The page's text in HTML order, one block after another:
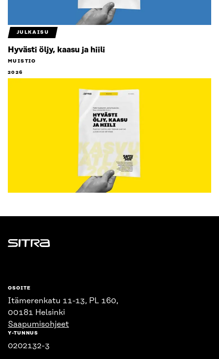
JULKAISU
Hyvästi öljy, kaasu ja hiili
MUISTIO
2026
Sitra
OSOITE
Itämerenkatu 11-13, PL 160,
00181 Helsinki
Saapumisohjeet
Y-TUNNUS
0202132-3